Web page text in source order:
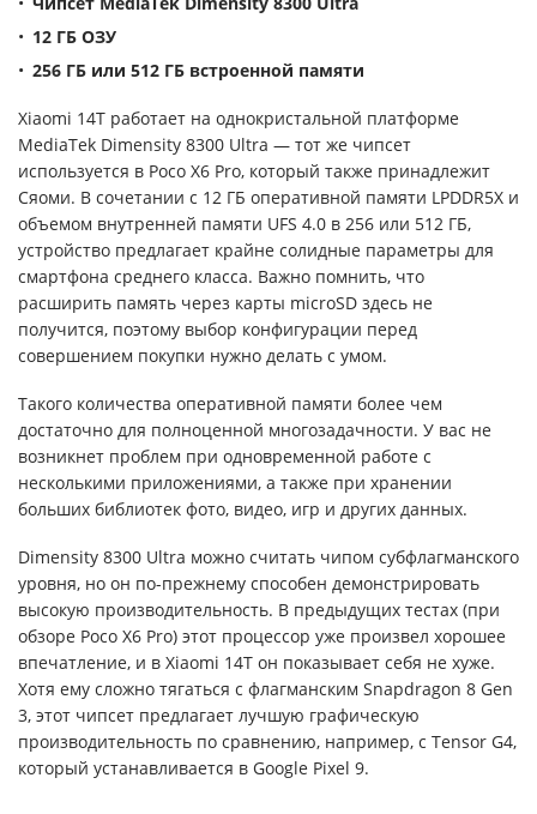
12 ГБ ОЗУ
256 ГБ или 512 ГБ встроенной памяти
Xiaomi 14T работает на однокристальной платформе
MediaTek Dimensity 8300 Ultra — тот же чипсет
используется в Poco X6 Pro, который также принадлежит
Сяоми. В сочетании с 12 ГБ оперативной памяти LPDDR5Х и
объемом внутренней памяти UFS 4.0 в 256 или 512 ГБ,
устройство предлагает крайне солидные параметры для
смартфона среднего класса. Важно помнить, что
расширить память через карты microSD здесь не
получится, поэтому выбор конфигурации перед
совершением покупки нужно делать с умом.
Такого количества оперативной памяти более чем
достаточно для полноценной многозадачности. У вас не
возникнет проблем при одновременной работе с
несколькими приложениями, а также при хранении
больших библиотек фото, видео, игр и других данных.
Dimensity 8300 Ultra можно считать чипом субфлагманского
уровня, но он по-прежнему способен демонстрировать
высокую производительность. В предыдущих тестах (при
обзоре Poco X6 Pro) этот процессор уже произвел хорошее
впечатление, и в Xiaomi 14T он показывает себя не хуже.
Хотя ему сложно тягаться с флагманским Snapdragon 8 Gen
3, этот чипсет предлагает лучшую графическую
производительность по сравнению, например, с Tensor G4,
который устанавливается в Google Pixel 9.